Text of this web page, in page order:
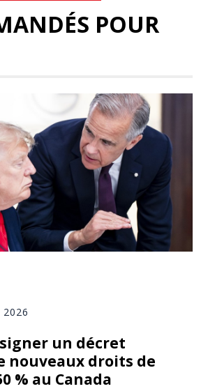
POUR
un décret
nouveaux droits de
% au Canada